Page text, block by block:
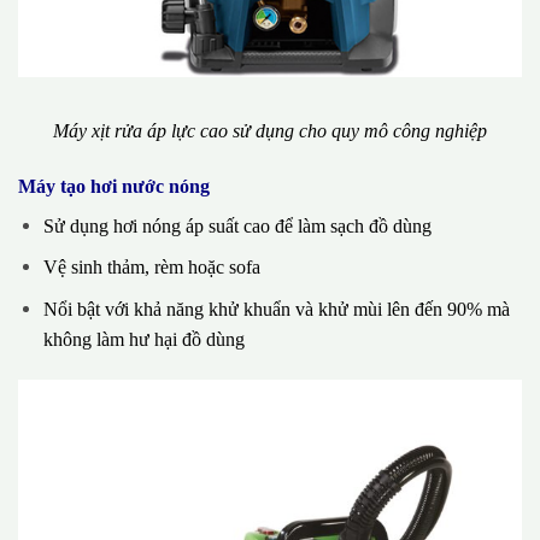
Máy xịt rửa áp lực cao sử dụng cho quy mô công nghiệp
Máy tạo hơi nước nóng
Sử dụng hơi nóng áp suất cao để làm sạch đồ dùng
Vệ sinh thảm, rèm hoặc sofa
Nổi bật với khả năng khử khuẩn và khử mùi lên đến 90% mà
không làm hư hại đồ dùng